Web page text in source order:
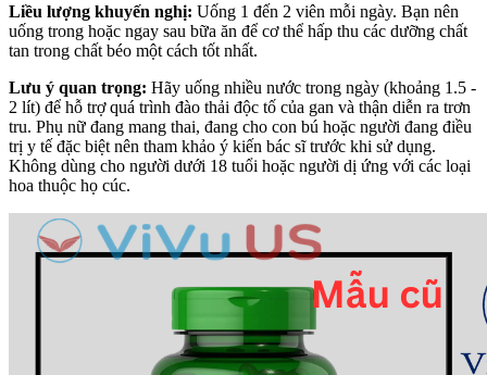
Liều lượng khuyến nghị: Uống 1 đến 2 viên mỗi ngày. Bạn nên
uống trong hoặc ngay sau bữa ăn để cơ thể hấp thu các dưỡng chất
tan trong chất béo một cách tốt nhất.
Lưu ý quan trọng: Hãy uống nhiều nước trong ngày (khoảng 1.5 -
2 lít) để hỗ trợ quá trình đào thải độc tố của gan và thận diễn ra trơn
tru. Phụ nữ đang mang thai, đang cho con bú hoặc người đang điều
trị y tế đặc biệt nên tham khảo ý kiến bác sĩ trước khi sử dụng.
Không dùng cho người dưới 18 tuổi hoặc người dị ứng với các loại
hoa thuộc họ cúc.